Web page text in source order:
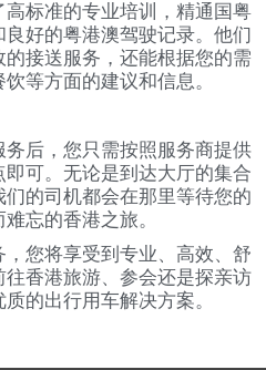
标准的专业培训，精通国粤
好的粤港澳驾驶记录。他们
接送服务，还能根据您的需
等方面的建议和信息。
后，您只需按照服务商提供
可。无论是到达大厅的集合
的司机都会在那里等待您的
忘的香港之旅。
您将享受到专业、高效、舒
香港旅游、参会还是探亲访
的出行用车解决方案。